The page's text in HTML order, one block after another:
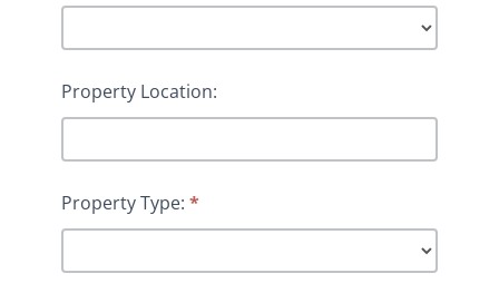
Property Location:
Property Type: *